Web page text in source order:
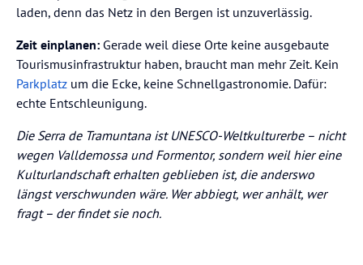
laden, denn das Netz in den Bergen ist unzuverlässig.
Zeit einplanen: Gerade weil diese Orte keine ausgebaute
Tourismusinfrastruktur haben, braucht man mehr Zeit. Kein
Parkplatz um die Ecke, keine Schnellgastronomie. Dafür:
echte Entschleunigung.
Die Serra de Tramuntana ist UNESCO-Weltkulturerbe – nicht
wegen Valldemossa und Formentor, sondern weil hier eine
Kulturlandschaft erhalten geblieben ist, die anderswo
längst verschwunden wäre. Wer abbiegt, wer anhält, wer
fragt – der findet sie noch.